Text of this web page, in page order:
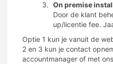
On premise
Door de klant
up/licentie fee.
Optie 1 kun je vanuit de
2 en 3 kun je contact
accountmanager of met